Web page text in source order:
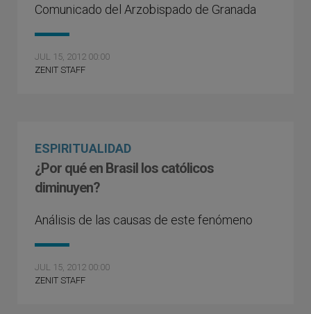
Comunicado del Arzobispado de Granada
JUL 15, 2012 00:00
ZENIT STAFF
ESPIRITUALIDAD
¿Por qué en Brasil los católicos
diminuyen?
Análisis de las causas de este fenómeno
JUL 15, 2012 00:00
ZENIT STAFF